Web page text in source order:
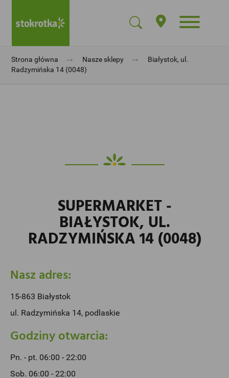
Strona główna → Nasze sklepy →
Białystok, ul.
Radzymińska 14 (0048)
SUPERMARKET -
BIAŁYSTOK, UL.
RADZYMIŃSKA 14 (0048)
Nasz adres:
15-863 Białystok
ul. Radzymińska 14, podlaskie
Godziny otwarcia:
Pn. - pt. 06:00 - 22:00
Sob. 06:00 - 22:00